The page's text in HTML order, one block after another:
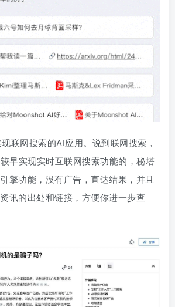
联网搜索的AI应用。 说到联网搜索，
早实现实时互联网搜索功能的，秘塔
擎功能，没有广告，直达结果，并且
讯的出处和链接，方便你进一步查